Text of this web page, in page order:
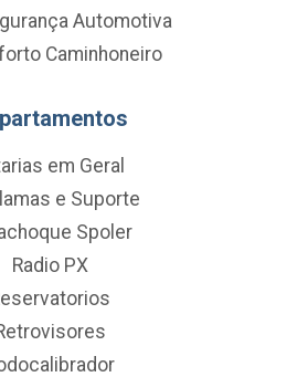
Automotiva
Caminhoneiro
em Geral
e Suporte
Spoler
Radio PX